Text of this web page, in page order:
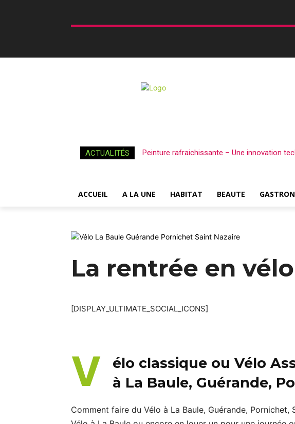
ACTUALITÉS Peinture rafraichissante – Une innovation
ACCUEIL A LA UNE HABITAT BEAUTE
La rentrée en
[DISPLAY_ULTIMATE_SOCIAL_ICONS]
V
élo classique ou Vélo
à La Baule, Guérande,
Comment faire du Vélo à La Baule, Guérande,